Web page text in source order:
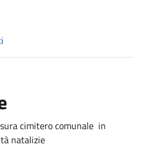
cimitero comunale in
natalizie